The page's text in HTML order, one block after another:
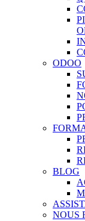
ODOO
BLOG
NOUS